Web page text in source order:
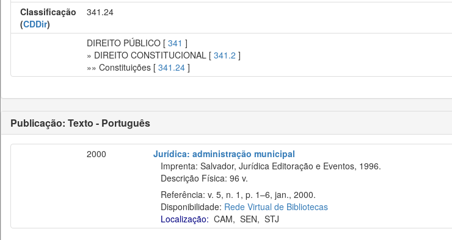
Classificação
(CDDir)
341.24
DIREITO PÚBLICO [ 341 ]
» DIREITO CONSTITUCIONAL [ 341.2 ]
»» Constituições [ 341.24 ]
Publicação: Texto - Português
2000
Jurídica: administração municipal
Imprenta: Salvador, Jurídica Editoração e Eventos, 1996.
Descrição Física: 96 v.
Referência: v. 5, n. 1, p. 1–6, jan., 2000.
Disponibilidade: Rede Virtual de Bibliotecas
Localização: CAM, SEN, STJ